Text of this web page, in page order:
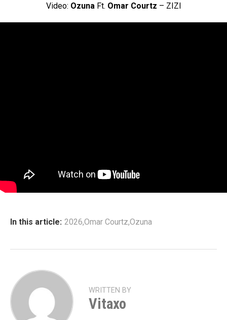
Video: Ozuna Ft. Omar Courtz – ZIZI
In this article: 2026,Omar Courtz,Ozuna
WRITTEN BY
Vitaxo